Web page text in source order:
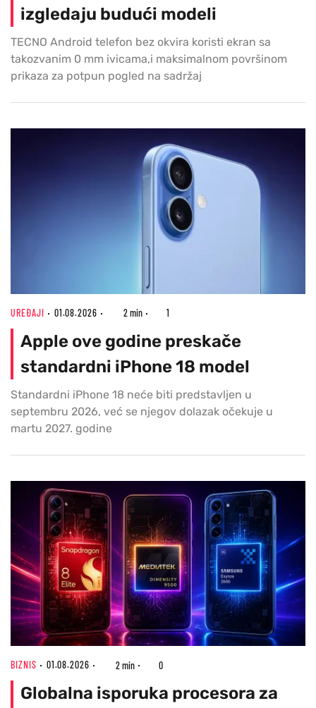
izgledaju budući modeli
TECNO Android telefon bez okvira koristi ekran sa
takozvanim 0 mm ivicama,i maksimalnom površinom
prikaza za potpun pogled na sadržaj
UREĐAJI 01.08.2026 2 min 1
Apple ove godine preskače
standardni iPhone 18 model
Standardni iPhone 18 neće biti predstavljen u
septembru 2026, već se njegov dolazak očekuje u
martu 2027. godine
BIZNIS 01.08.2026 2 min 0
Globalna isporuka procesora za